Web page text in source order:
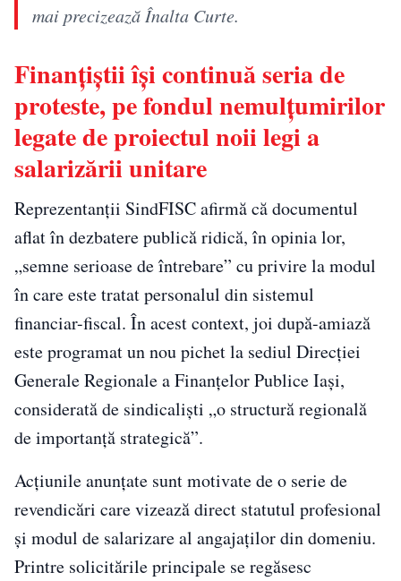
mai precizează Înalta Curte.
Finanțiștii își continuă seria de
proteste, pe fondul nemulțumirilor
legate de proiectul noii legi a
salarizării unitare
Reprezentanții SindFISC afirmă că documentul
aflat în dezbatere publică ridică, în opinia lor,
„semne serioase de întrebare” cu privire la modul
în care este tratat personalul din sistemul
financiar-fiscal. În acest context, joi după-amiază
este programat un nou pichet la sediul Direcției
Generale Regionale a Finanțelor Publice Iași,
considerată de sindicaliști „o structură regională
de importanță strategică”.
Acțiunile anunțate sunt motivate de o serie de
revendicări care vizează direct statutul profesional
și modul de salarizare al angajaților din domeniu.
Printre solicitările principale se regăsesc